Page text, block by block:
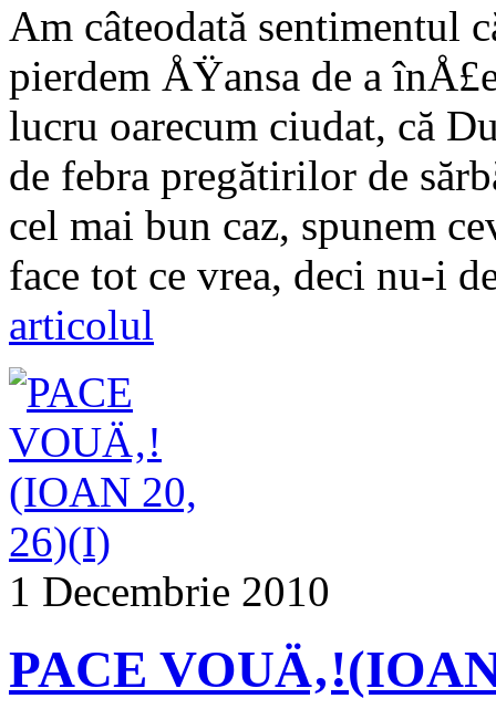
Am câteodată sentimentul
pierdem ÅŸansa de a
lucru oarecum ciudat, că
de febra pregătirilor de
cel mai bun caz, spunem
face tot ce vrea, deci nu-i
articolul
1 Decembrie 2010
PACE